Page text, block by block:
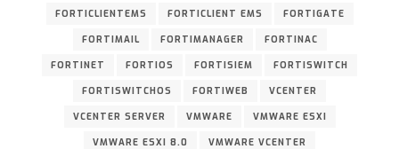
FORTICLIENTEMS FORTICLIENT EMS FORTIGATE
FORTIMAIL FORTIMANAGER FORTINAC
FORTINET FORTIOS FORTISIEM FORTISWITCH
FORTISWITCHOS FORTIWEB VCENTER
VCENTER SERVER VMWARE VMWARE ESXI
VMWARE ESXI 8.0 VMWARE VCENTER